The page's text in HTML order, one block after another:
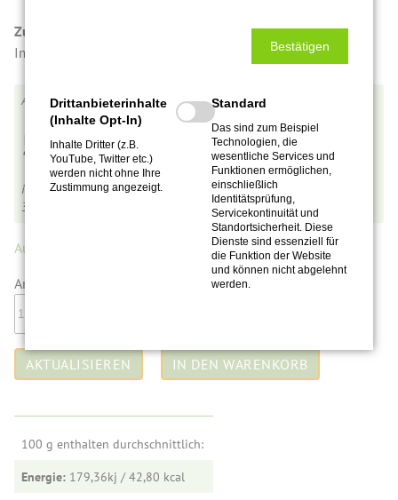
Zusatzinfos
Im Fass fermentiert, unerhitzt abgefüllt.
F0010
5,90€
inkl. MwSt.,zzgl. Versandkosten
3,93
Auf Lager.
Anzahl:
100 g enthalten durchschnittlich:
Energie: 179,36kj / 42,80
Bestätigen
Drittanbieterinhalte
(Inhalte Opt-In)
Inhalte Dritter (z.B.
YouTube, Twitter etc.)
werden nicht ohne Ihre
Zustimmung angezeigt.
Standard
Das sind zum Beispiel
Technologien, die
wesentliche Services und
Funktionen ermöglichen,
einschließlich
Identitätsprüfung,
Servicekontinuität und
Standortsicherheit. Diese
Dienste sind essenziell für
die Funktion der Website
und können nicht abgelehnt
werden.